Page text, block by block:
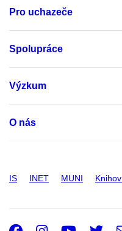
Pro uchazeče
Spolupráce
Výzkum
O nás
IS INET MUNI